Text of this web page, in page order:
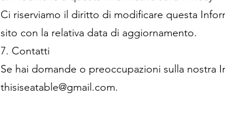
Ci riserviamo il diritto di modificare questa
sito con la relativa data di aggiornamento.
7. Contatti
Se hai domande o preoccupazioni sulla nostra
thisiseatable@gmail.com.